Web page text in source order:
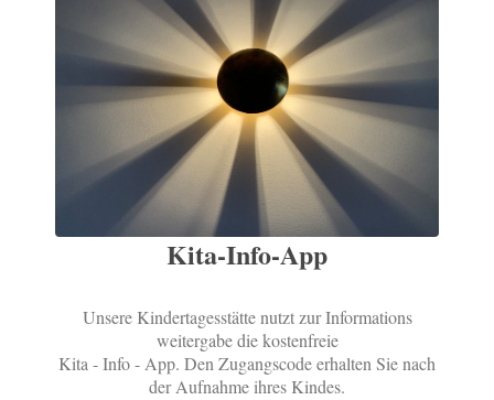
Kita-Info-App
Unsere Kindertagesstätte nutzt zur Informations
weitergabe die kostenfreie
Kita - Info - App. Den Zugangscode erhalten Sie nach
der Aufnahme ihres Kindes.